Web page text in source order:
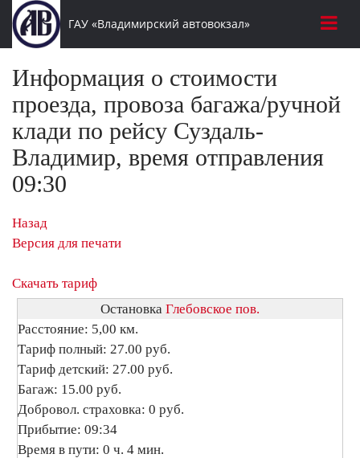
ГАУ «Владимирский автовокзал»
Информация о стоимости
проезда, провоза багажа/ручной
клади по рейсу Суздаль-
Владимир, время отправления
09:30
Назад
Версия для печати
Скачать тариф
Остановка Глебовское пов.
Расстояние: 5,00 км.
Тариф полный: 27.00 руб.
Тариф детский: 27.00 руб.
Багаж: 15.00 руб.
Добровол. страховка: 0 руб.
Прибытие: 09:34
Время в пути: 0 ч. 4 мин.